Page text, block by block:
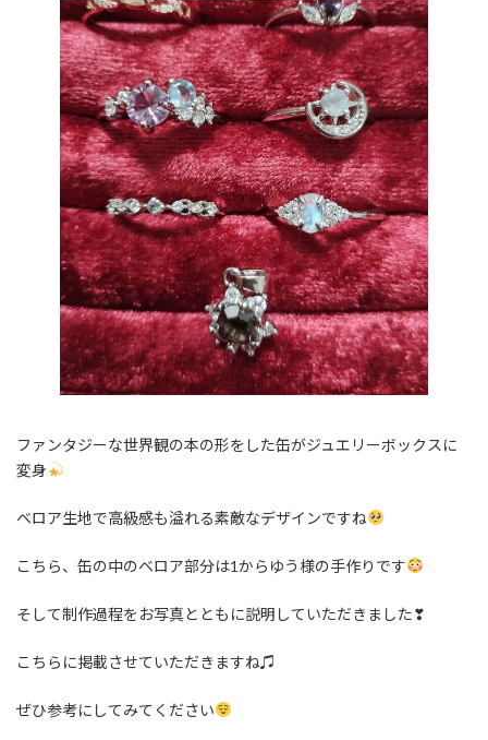
ファンタジーな世界観の本の形をした缶がジュエリーボックスに
変身
ベロア生地で高級感も溢れる素敵なデザインですね
こちら、缶の中のベロア部分は1からゆう様の手作りです
そして制作過程をお写真とともに説明していただきました❣
こちらに掲載させていただきますね♫
ぜひ参考にしてみてください